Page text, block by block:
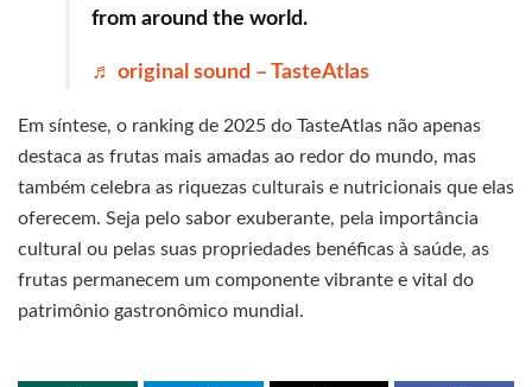
from around the world.
♬ original sound – TasteAtlas
Em síntese, o ranking de 2025 do TasteAtlas não apenas
destaca as frutas mais amadas ao redor do mundo, mas
também celebra as riquezas culturais e nutricionais que elas
oferecem. Seja pelo sabor exuberante, pela importância
cultural ou pelas suas propriedades benéficas à saúde, as
frutas permanecem um componente vibrante e vital do
patrimônio gastronômico mundial.